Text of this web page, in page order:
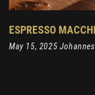
ESPRESSO
May 15, 2025